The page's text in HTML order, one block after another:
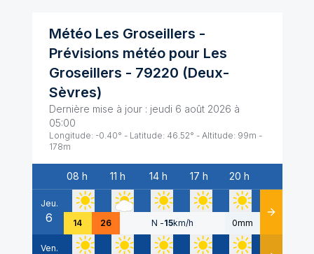
Météo Les Groseillers -
Prévisions météo pour Les
Groseillers - 79220 (Deux-
Sèvres)
Dernière mise à jour : jeudi 6 août 2026 à
05:00
Longitude: -0.40° - Latitude: 46.52° - Altitude: 99m -
178m
Date
08 h 11 h 14 h 17 h 20 h
Jeu.
6 14 26 N -15km/h 0mm Détails
Ven.